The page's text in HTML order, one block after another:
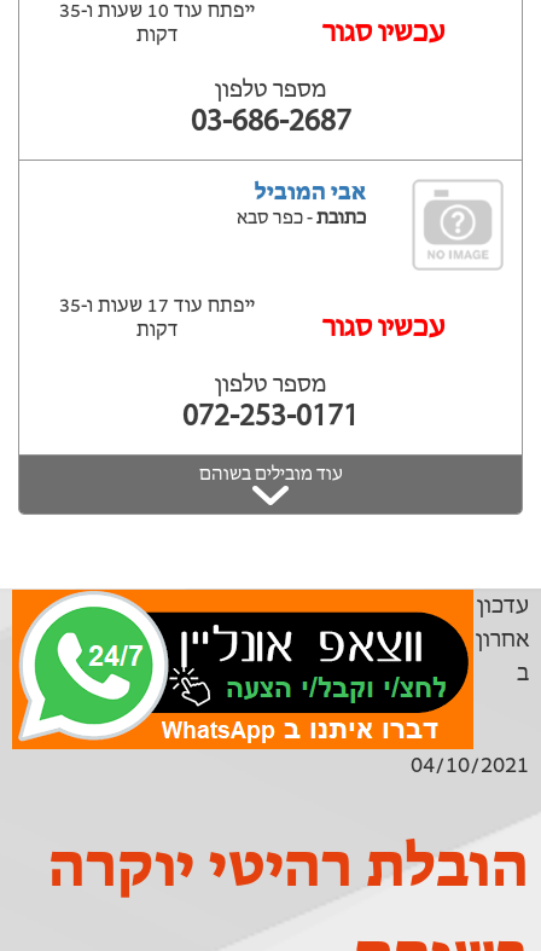
עכשיו סגור
ייפתח עוד 10 שעות ‫ו-35
דקות
מספר טלפון
03-686-2687
אבי המוביל
כתובת- כפר סבא
עכשיו סגור
ייפתח עוד 17 שעות ‫ו-35
דקות
מספר טלפון
072-253-0171
עוד מובילים בשוהם
עדכון
אחרון
ב
04/10/2021
הובלת רהיטי יוקרה